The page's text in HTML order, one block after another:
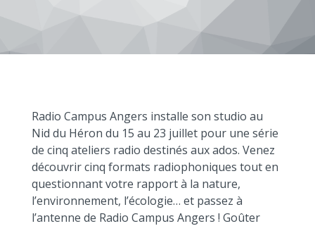
Radio Campus Angers installe son studio au
Nid du Héron du 15 au 23 juillet pour une série
de cinq ateliers radio destinés aux ados. Venez
découvrir cinq formats radiophoniques tout en
questionnant votre rapport à la nature,
l’environnement, l’écologie… et passez à
l’antenne de Radio Campus Angers ! Goûter